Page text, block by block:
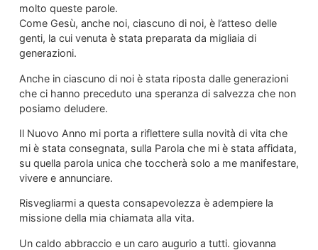
molto queste parole.
Come Gesù, anche noi, ciascuno di noi, è l’atteso delle
genti, la cui venuta è stata preparata da migliaia di
generazioni.
Anche in ciascuno di noi è stata riposta dalle generazioni
che ci hanno preceduto una speranza di salvezza che non
posiamo deludere.
Il Nuovo Anno mi porta a riflettere sulla novità di vita che
mi è stata consegnata, sulla Parola che mi è stata affidata,
su quella parola unica che toccherà solo a me manifestare,
vivere e annunciare.
Risvegliarmi a questa consapevolezza è adempiere la
missione della mia chiamata alla vita.
Un caldo abbraccio e un caro augurio a tutti. giovanna